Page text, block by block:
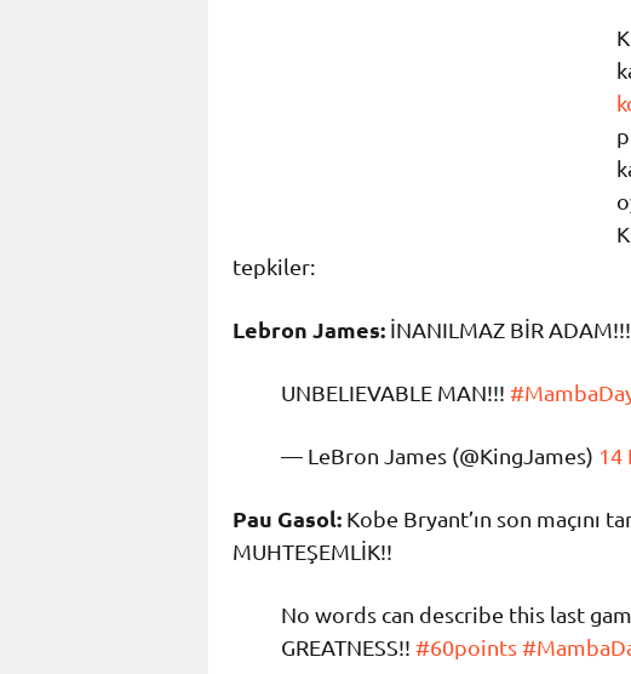
tepkiler:
Lebron James: İNANILMAZ BİR ADAM!!!
UNBELIEVABLE MAN!!!
— LeBron James (@KingJames) 14
Pau Gasol: Kobe Bryant’ın son maçını
MUHTEŞEMLİK!!
No words can describe this last
GREATNESS!! #60points